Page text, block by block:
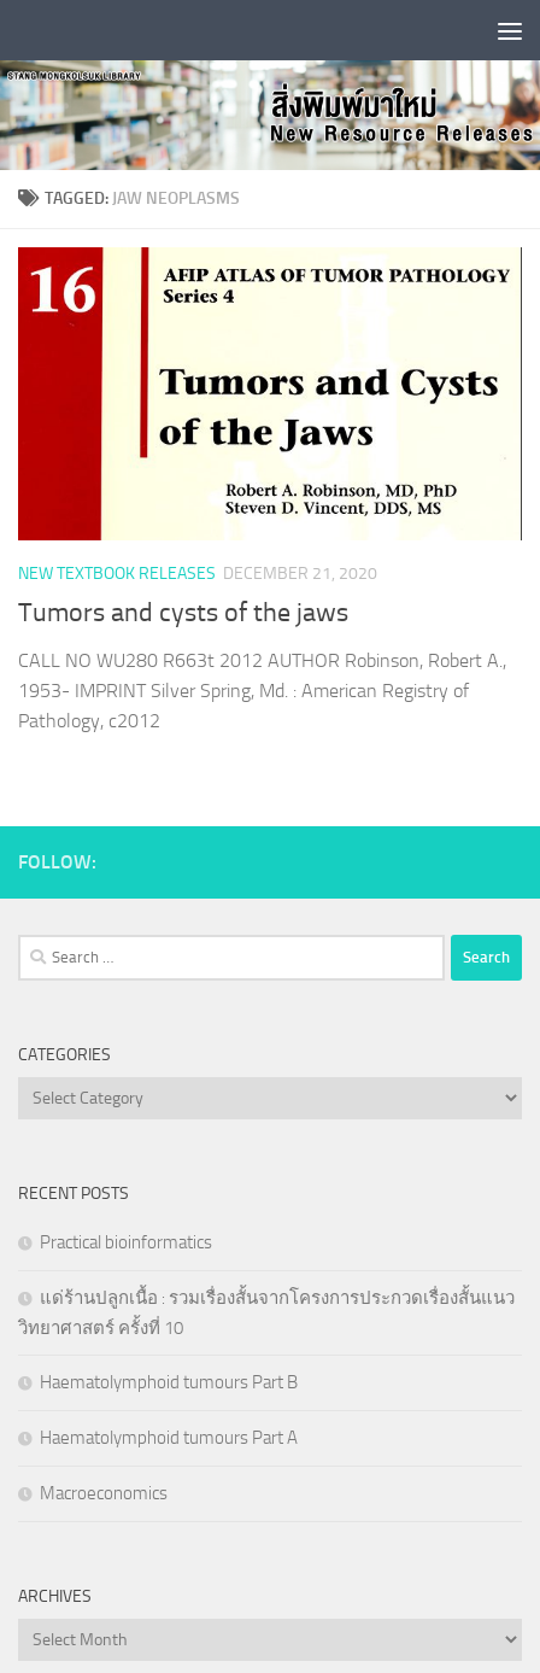
TAGGED: JAW NEOPLASMS
NEW TEXTBOOK RELEASES DECEMBER 21, 2020
Tumors and cysts of the jaws
CALL NO WU280 R663t 2012 AUTHOR Robinson, Robert A.,
1953- IMPRINT Silver Spring, Md. : American Registry of
Pathology, c2012
FOLLOW:
Search
for:
CATEGORIES
Categories
RECENT POSTS
Practical bioinformatics
แด่ร้านปลูกเนื้อ : รวมเรื่องสั้นจากโครงการประกวดเรื่องสั้นแนว
วิทยาศาสตร์ ครั้งที่ 10
Haematolymphoid tumours Part B
Haematolymphoid tumours Part A
Macroeconomics
ARCHIVES
Archives